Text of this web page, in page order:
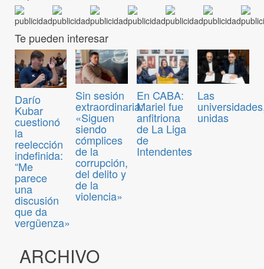
Te pueden interesar
Darío
Kubar
cuestionó
la
reelección
indefinida:
“Me
parece
una
discusión
que da
vergüenza»
Sin sesión
extraordinaria:
«Siguen
siendo
cómplices
de la
corrupción,
del delito y
de la
violencia»
En CABA:
Mariel fue
anfitriona
de La Liga
de
Intendentes
Las
unidas
ARCHIVO